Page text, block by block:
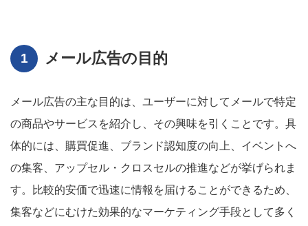
メール広告の目的
メール広告の主な目的は、ユーザーに対してメールで特定
の商品やサービスを紹介し、その興味を引くことです。具
体的には、購買促進、ブランド認知度の向上、イベントへ
の集客、アップセル・クロスセルの推進などが挙げられま
す。比較的安価で迅速に情報を届けることができるため、
集客などにむけた効果的なマーケティング手段として多く